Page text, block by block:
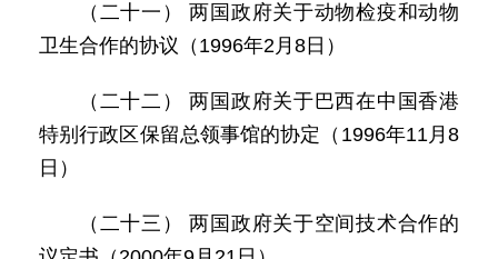
（二十一） 两国政府关于动物检疫和动物
卫生合作的协议（1996年2月8日）
（二十二） 两国政府关于巴西在中国香港
特别行政区保留总领事馆的协定（1996年11月8
日）
（二十三） 两国政府关于空间技术合作的